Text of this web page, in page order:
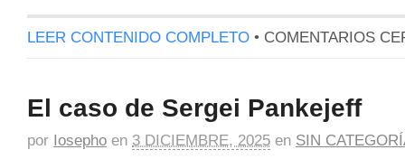
LEER CONTENIDO COMPLETO • COMENTARIOS
El caso de Sergei Pankejeff
por Iosepho en 3 DICIEMBRE, 2025 en SIN